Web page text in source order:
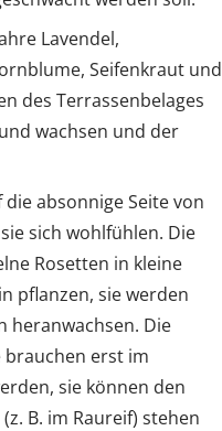
Lavendel,
Seifenkraut und
des Terrassenbelages
wachsen und der
absonnige Seite von
sich wohlfühlen. Die
Rosetten in kleine
pflanzen, sie werden
heranwachsen. Die
brauchen erst im
sie können den
B. im Raureif) stehen